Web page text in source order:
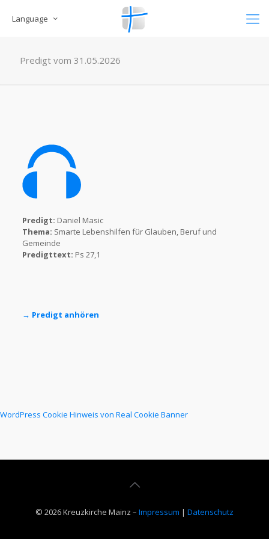
Language
Predigt vom 31.05.2026
Predigt: Daniel Masic
Thema: Smarte Lebenshilfen für Glauben, Beruf und
Gemeinde
Predigttext: Ps 27,1
→ Predigt anhören
© 2026 Kreuzkirche Mainz – Impressum | Datenschutz
WordPress Cookie Hinweis von Real Cookie Banner